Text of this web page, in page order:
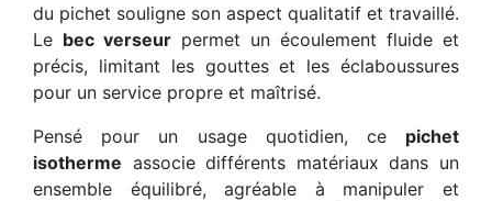
du pichet souligne son aspect qualitatif et travaillé.
Le bec verseur permet un écoulement fluide et
précis, limitant les gouttes et les éclaboussures
pour un service propre et maîtrisé.
Pensé pour un usage quotidien, ce pichet
isotherme associe différents matériaux dans un
ensemble équilibré, agréable à manipuler et